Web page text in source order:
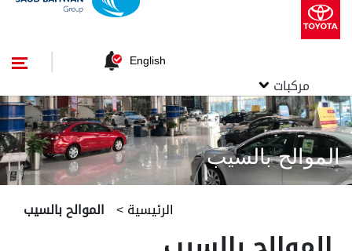
مركبات
English
الموالح بالسيب
الرئيسية> الموالح بالسيب